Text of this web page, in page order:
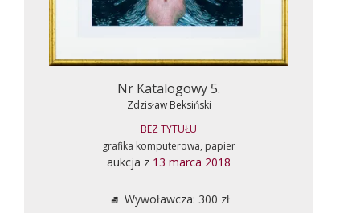
Nr Katalogowy 5.
Zdzisław Beksiński
BEZ TYTUŁU
grafika komputerowa, papier
aukcja z 13 marca 2018
Wywoławcza: 300 zł